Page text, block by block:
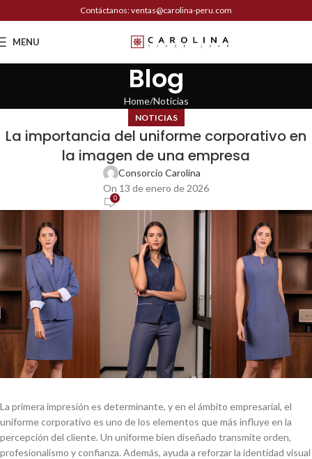
Contáctanos: ventas@carolina-peru.com
MENU
Blog
Home Noticias
NOTICIAS
La importancia del uniforme corporativo en
la imagen de una empresa
Consorcio Carolina
On 13 de enero de 2026
0
La primera impresión es determinante, yen el ámbito empresarial, el
uniformecorporativo es uno delos elementos quemás influyeen la
percepción del cliente. Un uniformebien diseñado transmiteorden,
profesionalismo yconfianza. Además, ayuda a reforzarla identidad visual